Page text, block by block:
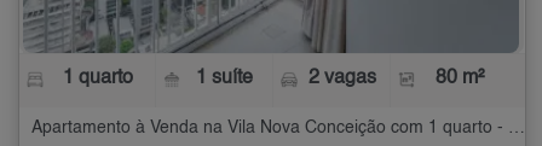
1 quarto 1 suíte 2 vagas 80 m²
Apartamento à Venda na Vila Nova Conceição com 1 quarto - 80 m²